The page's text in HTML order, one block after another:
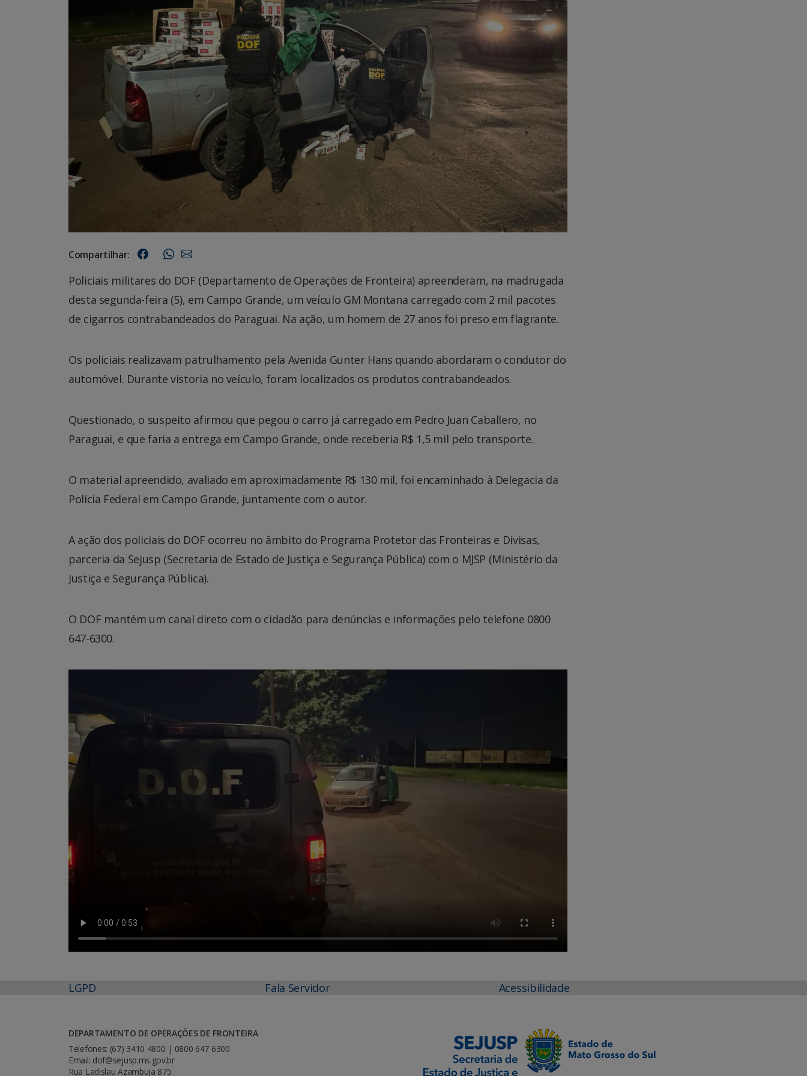
Compartilhar:
Policiais militares do DOF (Departamento de Operações de Fronteira) apreenderam, na madrugada
desta segunda-feira (5), em Campo Grande, um veículo GM Montana carregado com 2 mil pacotes
de cigarros contrabandeados do Paraguai. Na ação, um homem de 27 anos foi preso em flagrante.
Os policiais realizavam patrulhamento pela Avenida Gunter Hans quando abordaram o condutor do
automóvel. Durante vistoria no veículo, foram localizados os produtos contrabandeados.
Questionado, o suspeito afirmou que pegou o carro já carregado em Pedro Juan Caballero, no
Paraguai, e que faria a entrega em Campo Grande, onde receberia R$ 1,5 mil pelo transporte.
O material apreendido, avaliado em aproximadamente R$ 130 mil, foi encaminhado à Delegacia da
Polícia Federal em Campo Grande, juntamente com o autor.
A ação dos policiais do DOF ocorreu no âmbito do Programa Protetor das Fronteiras e Divisas,
parceria da Sejusp (Secretaria de Estado de Justiça e Segurança Pública) com o MJSP (Ministério da
Justiça e Segurança Pública).
O DOF mantém um canal direto com o cidadão para denúncias e informações pelo telefone 0800
647-6300.
LGPD Fala Servidor Acessibilidade
DEPARTAMENTO DE OPERAÇÕES DE FRONTEIRA
Telefones: (67) 3410 4800 | 0800 647 6300
Email: dof@sejusp.ms.gov.br
Rua Ladislau Azambuja 875